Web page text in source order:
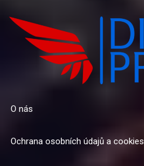
O nás
Ochrana osobních údajů a cookies